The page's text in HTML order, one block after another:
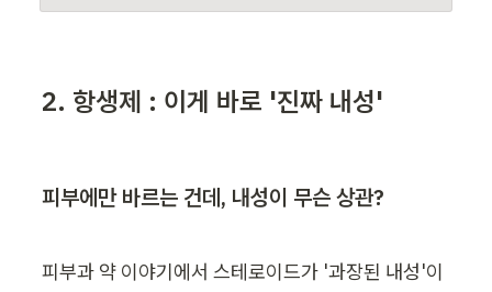
2. 항생제 : 이게 바로 '진짜 내성'
피부에만 바르는 건데, 내성이 무슨 상관?
피부과 약 이야기에서 스테로이드가 '과장된 내성'이